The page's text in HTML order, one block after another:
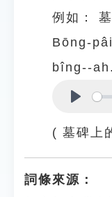
例如：
Bōng-
bîng--ah.
( 墓碑上
詞條來源：